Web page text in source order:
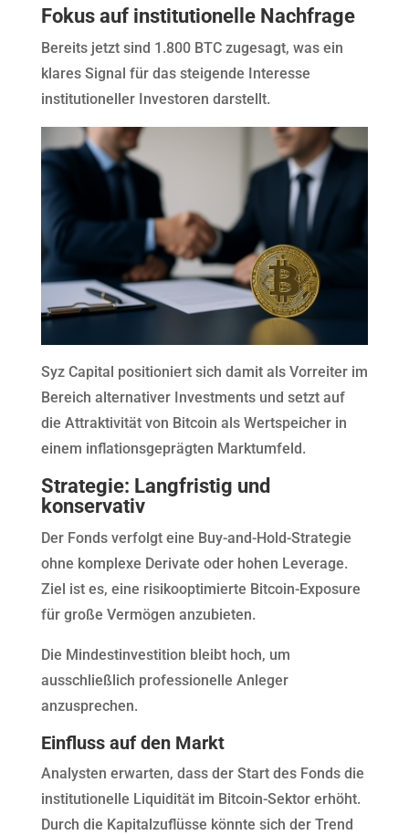
Fokus auf institutionelle Nachfrage
Bereits jetzt sind 1.800 BTC zugesagt, was ein
klares Signal für das steigende Interesse
institutioneller Investoren darstellt.
Syz Capital positioniert sich damit als Vorreiter im
Bereich alternativer Investments und setzt auf
die Attraktivität von Bitcoin als Wertspeicher in
einem inflationsgeprägten Marktumfeld.
Strategie: Langfristig und
konservativ
Der Fonds verfolgt eine Buy-and-Hold-Strategie
ohne komplexe Derivate oder hohen Leverage.
Ziel ist es, eine risikooptimierte Bitcoin-Exposure
für große Vermögen anzubieten.
Die Mindestinvestition bleibt hoch, um
ausschließlich professionelle Anleger
anzusprechen.
Einfluss auf den Markt
Analysten erwarten, dass der Start des Fonds die
institutionelle Liquidität im Bitcoin-Sektor erhöht.
Durch die Kapitalzuflüsse könnte sich der Trend